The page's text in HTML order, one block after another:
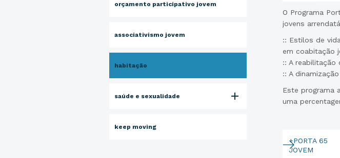
orçamento participativo jovem
associativismo jovem
habitação
saúde e sexualidade
keep moving
O Programa
jovens
:: Estilos de
em coabitação
:: A reabilitação
:: A
Este programa
uma
+PORTA 65
JOVEM